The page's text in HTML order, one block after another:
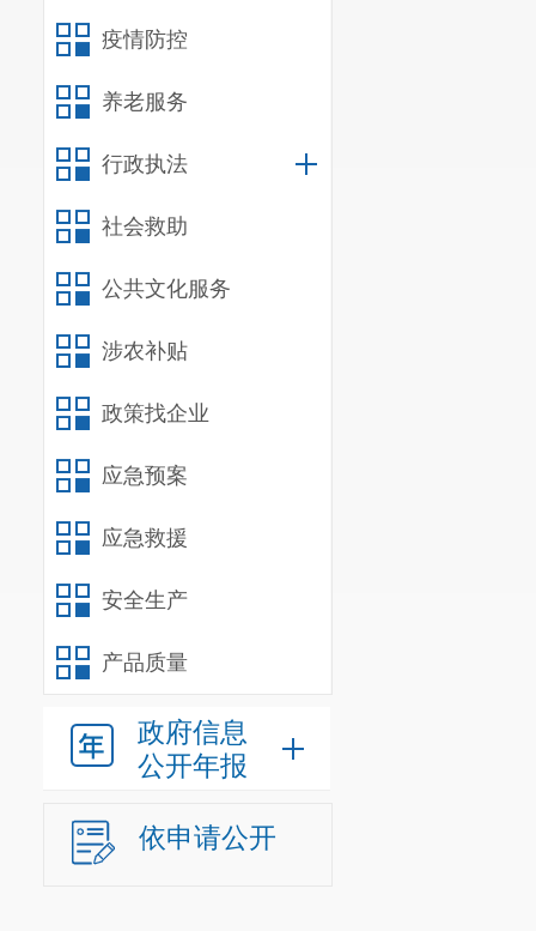
疫情防控
养老服务
行政执法
社会救助
公共文化服务
涉农补贴
政策找企业
应急预案
应急救援
安全生产
产品质量
政府信息
公开年报
依申请公开